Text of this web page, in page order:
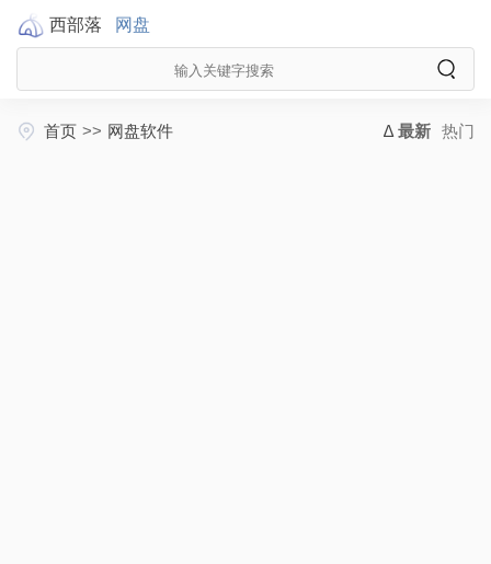
西部落 网盘
首页 >> 网盘软件 最新 热门